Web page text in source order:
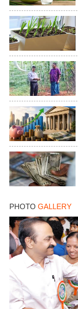
PHOTO GALLERY